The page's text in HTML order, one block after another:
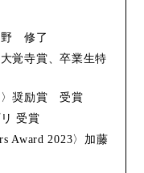
野 修了
覚寺賞、卒業生特
〉奨励賞 受賞
受賞
Award 2023〉加藤